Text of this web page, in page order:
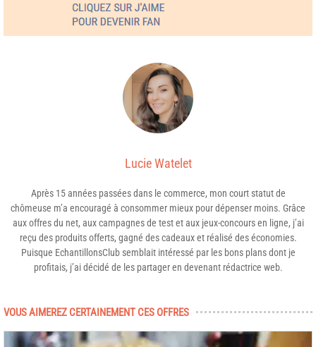
Lucie Watelet
Après 15 années passées dans le commerce, mon court statut de
chômeuse m’a encouragé à consommer mieux pour dépenser moins. Grâce
aux offres du net, aux campagnes de test et aux jeux-concours en ligne, j’ai
reçu des produits offerts, gagné des cadeaux et réalisé des économies.
Puisque EchantillonsClub semblait intéressé par les bons plans dont je
profitais, j’ai décidé de les partager en devenant rédactrice web.
VOUS AIMEREZ CERTAINEMENT CES OFFRES